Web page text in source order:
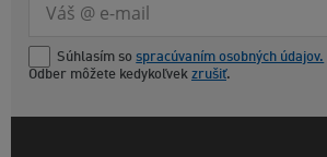
Súhlasím so spracúvaním osobných údajov.
Odber môžete kedykoľvek zrušiť.